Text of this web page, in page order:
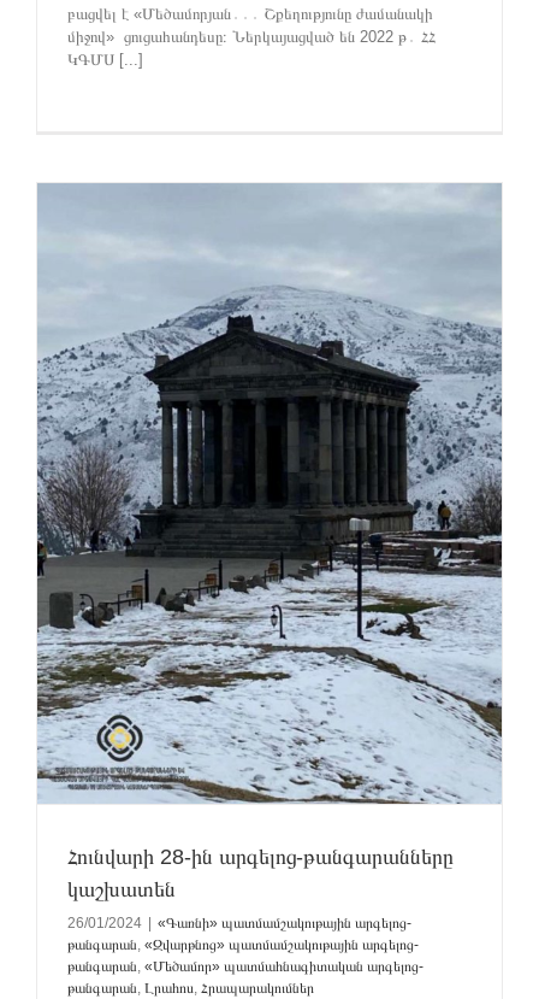
բացվել է «Մեծամորյան․․․ Շքեղությունը ժամանակի
միջով» ցուցահանդեսը։ Ներկայացված են 2022 թ․ ՀՀ
ԿԳՄՍ [...]
Հունվարի 28-ին արգելոց-թանգարանները
կաշխատեն
26/01/2024
«Գառնի» պատմամշակութային արգելոց-
թանգարան, «Զվարթնոց» պատմամշակութային արգելոց-
թանգարան, «Մեծամոր» պատմահնագիտական արգելոց-
թանգարան, Լրահոս, Հրապարակումներ